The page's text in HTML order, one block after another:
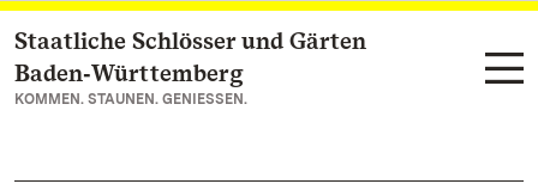
Zum Hauptinhalt springen
Staatliche Schlösser und Gärten
Baden‑Württemberg
KOMMEN. STAUNEN. GENIESSEN.